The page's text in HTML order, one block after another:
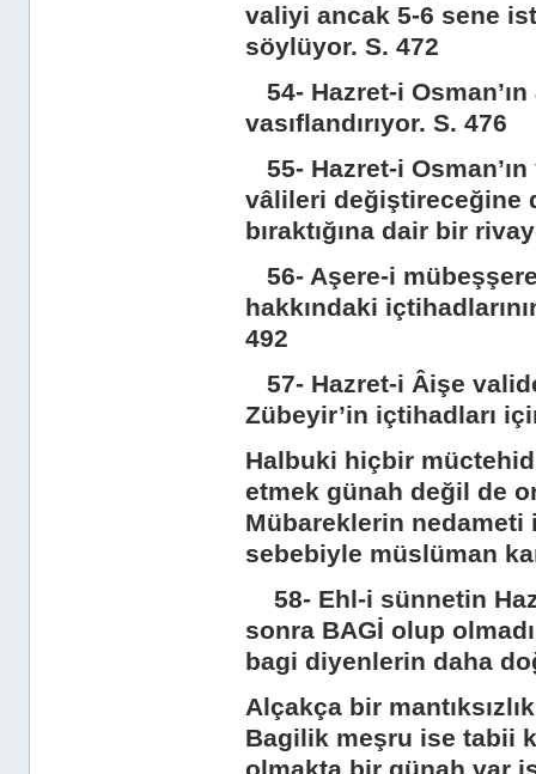
valiyi ancak 5-6 sene
söylüyor. S. 472
54- Hazret-i
vasıflandırıyor. S. 476
55- Hazret-i
vâlileri değiştireceğine
bıraktığına dair bir
56- Aşere-i
hakkındaki
492
57- Hazret-i Âişe
Zübeyir’in içtihadları
Halbuki hiçbir
etmek günah değil de
Mübareklerin nedameti
sebebiyle müslüman
58- Ehl-i sünnetin
sonra BAGİ olup
bagi diyenlerin daha
Alçakça bir
Bagilik meşru ise tabii